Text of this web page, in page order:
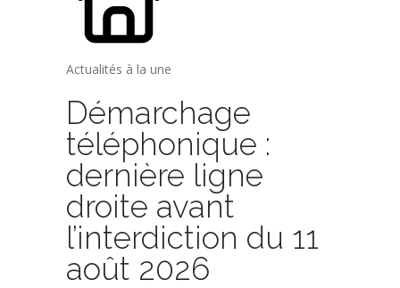
Actualités à la une
Démarchage
téléphonique :
dernière ligne
droite avant
l’interdiction du 11
août 2026